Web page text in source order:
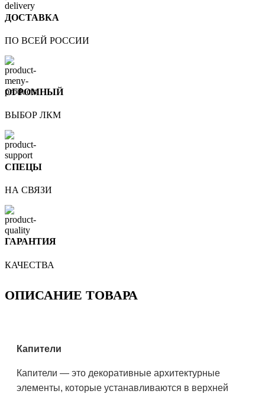
ДОСТАВКА
ПО ВСЕЙ РОССИИ
ОГРОМНЫЙ
ВЫБОР ЛКМ
СПЕЦЫ
НА СВЯЗИ
ГАРАНТИЯ
КАЧЕСТВА
ОПИСАНИЕ ТОВАРА
Капители
Капители — это декоративные архитектурные
элементы, которые устанавливаются в верхней